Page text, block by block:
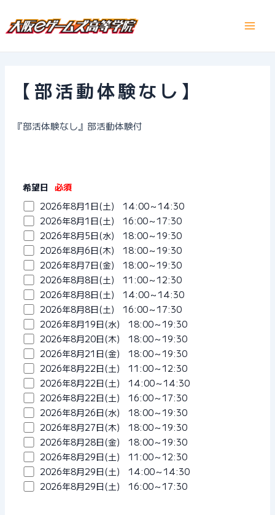
を
【部活動体験なし】
『部活体験なし』部活動体験付
希望日
必須
2026年8月1日(土) 14:00～14:30
2026年8月1日(土) 16:00～17:30
2026年8月5日(水) 18:00～19:30
2026年8月6日(木) 18:00～19:30
2026年8月7日(金) 18:00～19:30
2026年8月8日(土) 11:00～12:30
2026年8月8日(土) 14:00～14:30
2026年8月8日(土) 16:00～17:30
2026年8月19日(水) 18:00～19:30
2026年8月20日(木) 18:00～19:30
2026年8月21日(金) 18:00～19:30
2026年8月22日(土) 11:00～12:30
2026年8月22日(土) 14:00～14:30
2026年8月22日(土) 16:00～17:30
2026年8月26日(水) 18:00～19:30
2026年8月27日(木) 18:00～19:30
2026年8月28日(金) 18:00～19:30
2026年8月29日(土) 11:00～12:30
2026年8月29日(土) 14:00～14:30
2026年8月29日(土) 16:00～17:30